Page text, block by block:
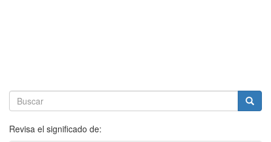
Revisa el significado de: